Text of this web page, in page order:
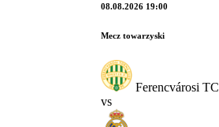
08.08.2026 19:00
Mecz towarzyski
Ferencvárosi TC
vs